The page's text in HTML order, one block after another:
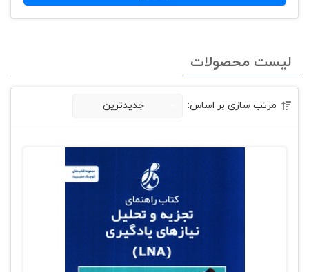
لیست محصولات
مرتب سازی بر اساس: جدیدترین